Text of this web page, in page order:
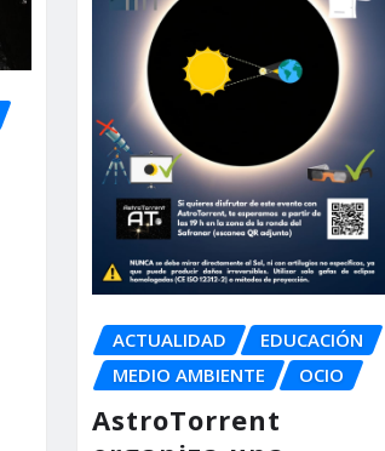
ACTUALIDAD
EDUCACIÓN
MEDIO AMBIENTE
OCIO
AstroTorrent